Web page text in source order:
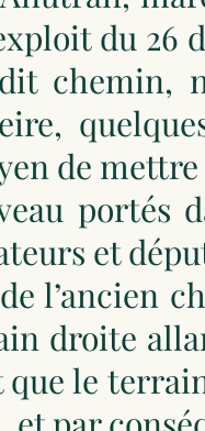
du 26
chemin,
de
portés
et
l’ancien
droite
le